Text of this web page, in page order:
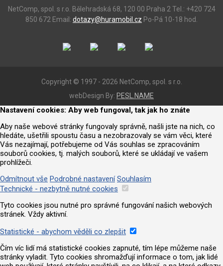
NetComp, spol. s r.o. Bělehradská 68, 120 00 Praha 2 Tel.: +420 724
850 672 Email: dotazy@huramobil.cz Po-Pá 10-18 hod.
Copyright © 1997 - 2026 NetComp, spol. s r.o.
webDesign By: PESL.NAME
Nastavení cookies: Aby web fungoval, tak jak ho znáte
Aby naše webové stránky fungovaly správně, našli jste na nich, co
hledáte, ušetřili spoustu času a nezobrazovaly se vám věci, které
Vás nezajímají, potřebujeme od Vás souhlas se zpracováním
souborů cookies, tj. malých souborů, které se ukládají ve vašem
prohlížeči.
Odmítnout vše Podrobné nastavení Souhlasím
Technické - nezbytně nutné cookies
Tyto cookies jsou nutné pro správné fungování našich webových
stránek. Vždy aktivní.
Statistické - abychom věděli co zlepšit
Čím víc lidí má statistické cookies zapnuté, tím lépe můžeme naše
stránky vyladit. Tyto cookies shromažďují informace o tom, jak lidé